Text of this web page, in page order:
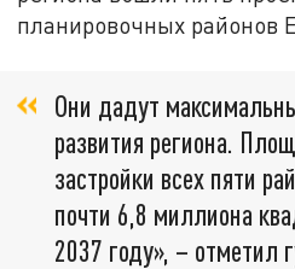
планировочных районов
Они дадут
развития региона.
застройки всех пяти
почти 6,8 миллиона
2037 году», – отметил